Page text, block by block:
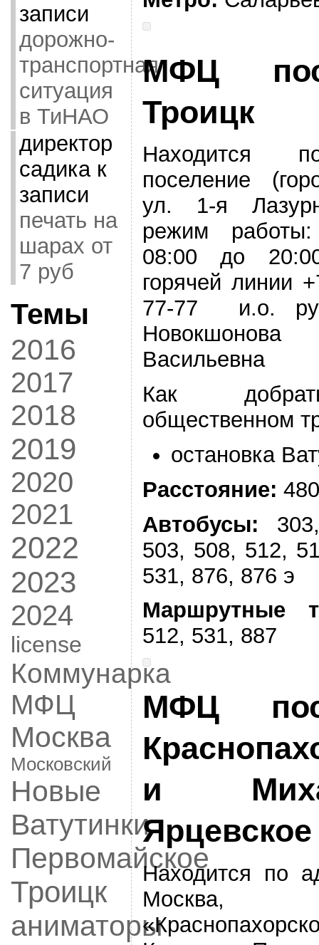
записи
дорожно-
транспортная
ситуация
в ТиНАО
директор
садикак
записи
печать на
шарах от
7 руб
Темы
2016
2017
2018
2019
2020
2021
2022
2023
2024
license
Коммунарка
МФЦ
Москва
Московский
Новые
Ватутинки
Первомайское
Троицк
аниматоры
МФЦ
Троицк
Находится
поселение
ул. 1-я
режим
08:00 до
горячей линии
77-77 и.о.
Новокшонова
Васильевна
Как
общественном
остановка
Расстояние:
Автобусы:
503, 508, 512,
531, 876, 876 э
Маршрутные
512, 531, 887
МФЦ
и
Ярцевское
Находится по
Москва,